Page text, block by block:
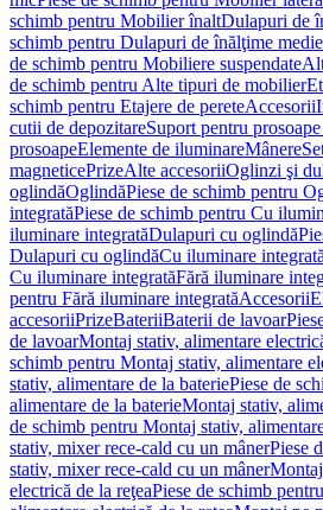
schimb pentru Mobilier înaltDulapuri de
schimb pentru Dulapuri de înălţime medie
de schimb pentru Mobiliere suspendate
de schimb pentru Alte tipuri de mobilier
schimb pentru Etajere de pereteAccesorii
cutii de depozitareSuport pentru
prosoapeElemente de iluminareMânere
magneticePrizeAlte accesoriiOglinzi şi
oglindăOglindăPiese de schimb pentru
integratăPiese de schimb pentru Cu
iluminare integratăDulapuri cu oglindă
Dulapuri cu oglindăCu iluminare integrată
Cu iluminare integratăFără iluminare
pentru Fără iluminare integratăAccesorii
accesoriiPrizeBateriiBaterii de lavoar
de lavoarMontaj stativ, alimentare
schimb pentru Montaj stativ, alimentare
stativ, alimentare de la bateriePiese de
alimentare de la baterieMontaj stativ,
de schimb pentru Montaj stativ,
stativ, mixer rece-cald cu un mânerPiese
stativ, mixer rece-cald cu un mâner
electrică de la reţeaPiese de schimb